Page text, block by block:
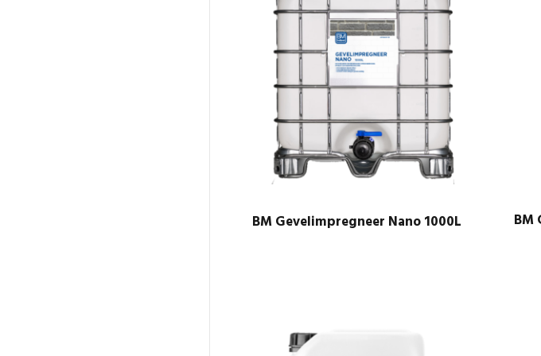
BM Gevelimpregneer Nano 1000L BM